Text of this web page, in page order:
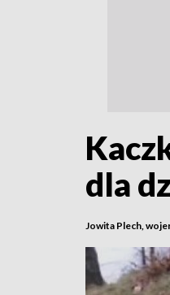
dla
Jowita Plech,